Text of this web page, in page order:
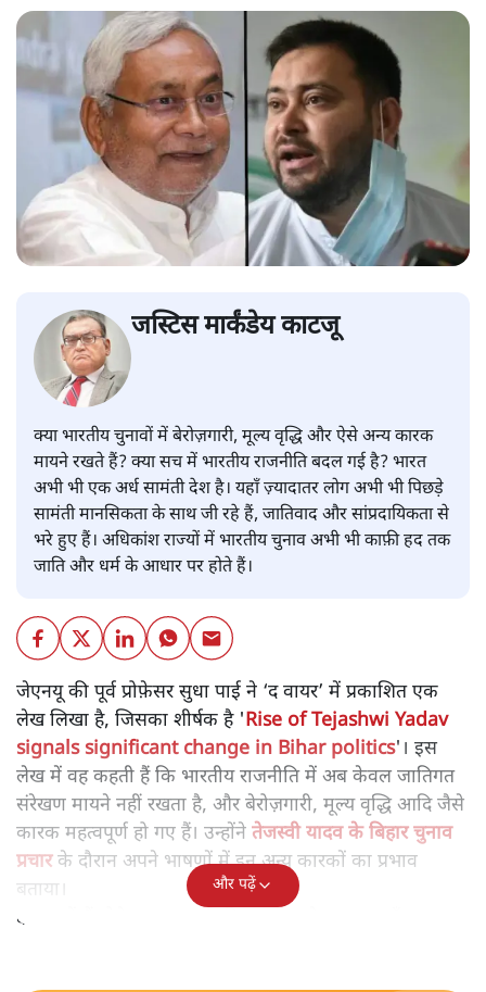
जस्टिस मार्कंडेय काटजू
क्या भारतीय चुनावों में बेरोज़गारी, मूल्य वृद्धि और ऐसे अन्य कारक
मायने रखते हैं? क्या सच में भारतीय राजनीति बदल गई है? भारत
अभी भी एक अर्ध सामंती देश है। यहाँ ज़्यादातर लोग अभी भी पिछड़े
सामंती मानसिकता के साथ जी रहे हैं, जातिवाद और सांप्रदायिकता से
भरे हुए हैं। अधिकांश राज्यों में भारतीय चुनाव अभी भी काफ़ी हद तक
जाति और धर्म के आधार पर होते हैं।
जेएनयू की पूर्व प्रोफ़ेसर सुधा पाई ने ‘द वायर’ में प्रकाशित एक
लेख लिखा है, जिसका शीर्षक है 'Rise of Tejashwi Yadav
signals significant change in Bihar politics'। इस
लेख में वह कहती हैं कि भारतीय राजनीति में अब केवल जातिगत
संरेखण मायने नहीं रखता है, और बेरोज़गारी, मूल्य वृद्धि आदि जैसे
कारक महत्वपूर्ण हो गए हैं। उन्होंने तेजस्वी यादव के बिहार चुनाव
प्रचारके दौरान अपने भाषणों में इन अन्य कारकों का प्रभाव
बताया।
क्षमा करें मैं प्रोफ़ेसर सुधा पई की इस बात से असहमत हूँ।
और पढ़ें